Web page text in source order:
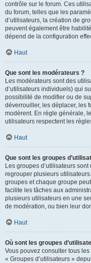
contrôle sur le forum. Ces
du forum, telles que les
d’utilisateurs, la création de
peuvent également être
dépend de la configuration
Haut
Que sont les modérateurs ?
Les modérateurs sont des
d’utilisateurs individuels) qui
possibilité de modifier ou de
déverrouiller, les déplacer, les
modèrent. En règle générale,
utilisateurs respectent les
Haut
Que sont les groupes
Les groupes d’utilisateurs
regrouper plusieurs
groupes et chaque groupe
facilite les tâches aux
plusieurs utilisateurs en une
de modération, ou bien leur
Haut
Où sont les groupes
Vous pouvez consulter tous
« Groupes d’utilisateurs »